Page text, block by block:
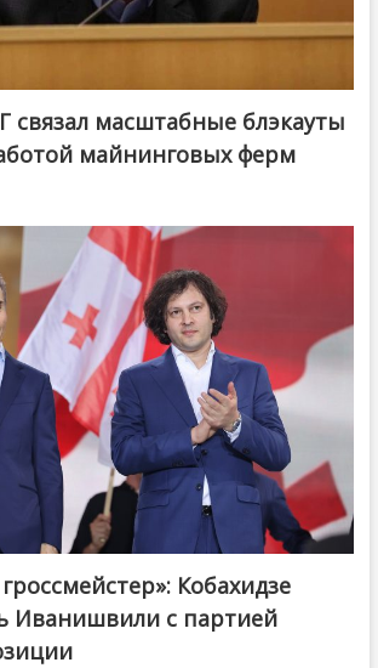
связал масштабные блэкауты
майнинговых ферм
/ Georgian Dream
Кобахидзе
Иванишвили с партией